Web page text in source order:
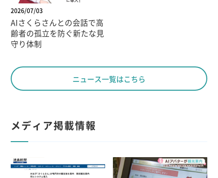
2026/07/03
AIさくらさんとの会話で高
齢者の孤立を防ぐ新たな見
守り体制
ニュース一覧はこちら
メディア掲載情報